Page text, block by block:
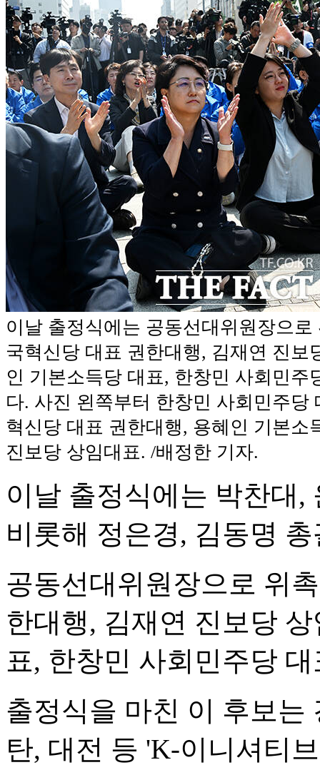
이날 출정식에는 공동선대위원장으
국혁신당 대표 권한대행, 김재연 진보
인 기본소득당 대표, 한창민 사회민주
다. 사진 왼쪽부터 한창민 사회민주당
혁신당 대표 권한대행, 용혜인 기본소
진보당 상임대표. /배정한 기자.
이날 출정식에는 박찬대
비롯해 정은경, 김동명
공동선대위원장으로 위
한대행, 김재연 진보당
표, 한창민 사회민주당
출정식을 마친 이 후보는
탄, 대전 등 'K-이니셔티